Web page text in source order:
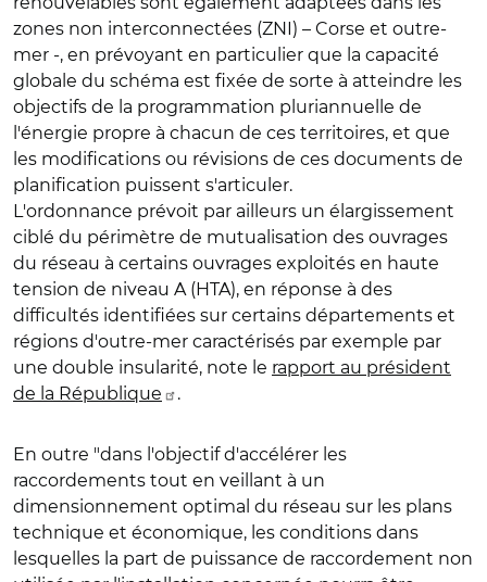
zones non interconnectées (ZNI) – Corse et outre-
mer -, en prévoyant en particulier que la capacité
globale du schéma est fixée de sorte à atteindre les
objectifs de la programmation pluriannuelle de
l'énergie propre à chacun de ces territoires, et que
les modifications ou révisions de ces documents de
planification puissent s'articuler.
L'ordonnance prévoit par ailleurs un élargissement
ciblé du périmètre de mutualisation des ouvrages
du réseau à certains ouvrages exploités en haute
tension de niveau A (HTA), en réponse à des
difficultés identifiées sur certains départements et
régions d'outre-mer caractérisés par exemple par
une double insularité, note le rapport au président
de la République
.
En outre "dans l'objectif d'accélérer les
raccordements tout en veillant à un
dimensionnement optimal du réseau sur les plans
technique et économique, les conditions dans
lesquelles la part de puissance de raccordement non